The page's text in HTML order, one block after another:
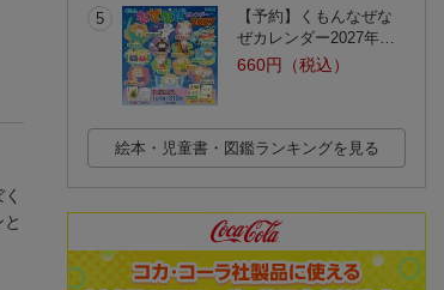
5
【予約】くもんなぜな
ぜカレンダー2027年…
660円（税込）
絵本・児童書・図鑑ランキングを見る